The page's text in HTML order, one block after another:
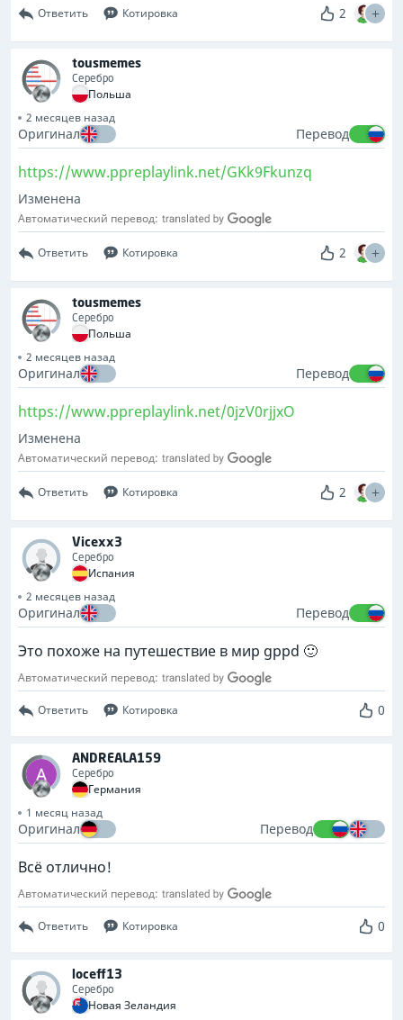
Ответить Котировка 2
tousmemes
Серебро
Польша
2 месяцев назад
Оригинал Перевод
https://www.ppreplaylink.net/GKk9Fkunzq
Изменена
Автоматический перевод:
Ответить Котировка 2
tousmemes
Серебро
Польша
2 месяцев назад
Оригинал Перевод
https://www.ppreplaylink.net/0jzV0rjjxO
Изменена
Автоматический перевод:
Ответить Котировка 2
Vicexx3
Серебро
Испания
2 месяцев назад
Оригинал Перевод
Это похоже на путешествие в мир gppd 🙂
Автоматический перевод:
Ответить Котировка 0
ANDREALA159
Серебро
Германия
1 месяц назад
Оригинал Перевод
Всё отлично!
Автоматический перевод:
Ответить Котировка 0
loceff13
Серебро
Новая Зеландия